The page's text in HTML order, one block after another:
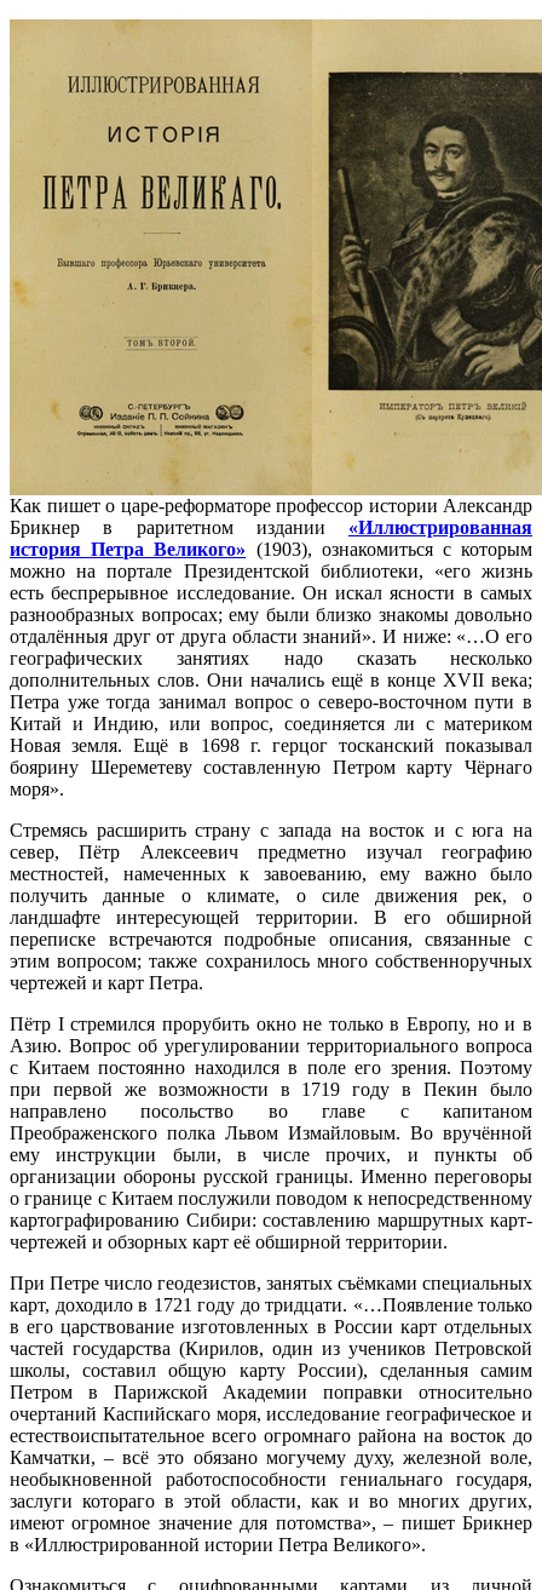
Как пишет о царе-реформаторе профессор истории Александр
Брикнер в раритетном издании «Иллюстрированная
история Петра Великого» (1903), ознакомиться с которым
можно на портале Президентской библиотеки, «его жизнь
есть беспрерывное исследование. Он искал ясности в самых
разнообразных вопросах; ему были близко знакомы довольно
отдалённыя друг от друга области знаний». И ниже: «…О его
географических занятиях надо сказать несколько
дополнительных слов. Они начались ещё в конце XVII века;
Петра уже тогда занимал вопрос о северо-восточном пути в
Китай и Индию, или вопрос, соединяется ли с материком
Новая земля. Ещё в 1698 г. герцог тосканский показывал
боярину Шереметеву составленную Петром карту Чёрнаго
моря».
Стремясь расширить страну с запада на восток и с юга на
север, Пётр Алексеевич предметно изучал географию
местностей, намеченных к завоеванию, ему важно было
получить данные о климате, о силе движения рек, о
ландшафте интересующей территории. В его обширной
переписке встречаются подробные описания, связанные с
этим вопросом; также сохранилось много собственноручных
чертежей и карт Петра.
Пётр I стремился прорубить окно не только в Европу, но и в
Азию. Вопрос об урегулировании территориального вопроса
с Китаем постоянно находился в поле его зрения. Поэтому
при первой же возможности в 1719 году в Пекин было
направлено посольство во главе с капитаном
Преображенского полка Львом Измайловым. Во вручённой
ему инструкции были, в числе прочих, и пункты об
организации обороны русской границы. Именно переговоры
о границе с Китаем послужили поводом к непосредственному
картографированию Сибири: составлению маршрутных карт-
чертежей и обзорных карт её обширной территории.
При Петре число геодезистов, занятых съёмками специальных
карт, доходило в 1721 году до тридцати. «…Появление только
в его царствование изготовленных в России карт отдельных
частей государства (Кирилов, один из учеников Петровской
школы, составил общую карту России), сделанныя самим
Петром в Парижской Академии поправки относительно
очертаний Каспийскаго моря, исследование географическое и
естествоиспытательное всего огромнаго района на восток до
Камчатки, – всё это обязано могучему духу, железной воле,
необыкновенной работоспособности гениальнаго государя,
заслуги котораго в этой области, как и во многих других,
имеют огромное значение для потомства», – пишет Брикнер
в «Иллюстрированной истории Петра Великого».
Ознакомиться с оцифрованными картами из личной